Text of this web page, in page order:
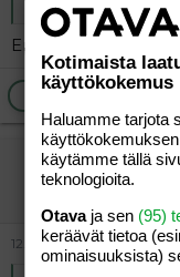
En minäkään.
Ilmoita asiaton
vierailija
Vieras
12.05.2026
Kotimaista
käyttökokemus
Haluamme tarjota
käytämme tällä
teknologioita.
Otavaja sen (95)
keräävät tietoa
ominaisuuk­sista)